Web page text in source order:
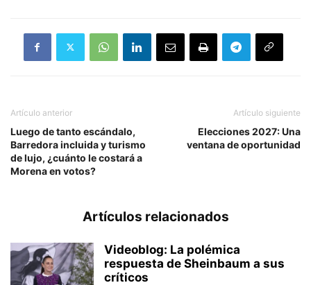
Artículo anterior
Luego de tanto escándalo,
Barredora incluida y turismo
de lujo, ¿cuánto le costará a
Morena en votos?
Artículo siguiente
Elecciones 2027: Una
ventana de oportunidad
Artículos relacionados
Videoblog: La polémica
respuesta de Sheinbaum a sus
críticos